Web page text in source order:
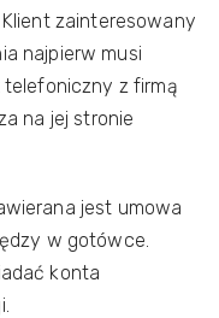
zainteresowany
najpierw musi
z firmą
na jej stronie
jest umowa
w gotówce.
konta